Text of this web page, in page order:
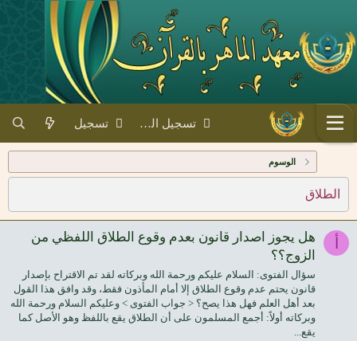
تسجيل الدخول تسجيل
الوسوم
الطلاق
أ
هل يجوز اصدار قانون بعدم وقوع الطلاق اللفظي من
الزوج؟؟
سؤال الفتوى: السلام عليكم ورحمة الله وبركاته لقد تم الاقتراح بإصدار
قانون يحتم عدم وقوع الطلاق إلا أمام المأذون فقط، وقد وافق هذا القول
بعد أهل العلم فهل هذا يصح؟ < جواب الفتوى > وعليكم السلام ورحمة الله
وبركاته أولاً: أجمع المسلمون على أن الطلاق يقع باللفظ وهو الأصل كما
يقع...